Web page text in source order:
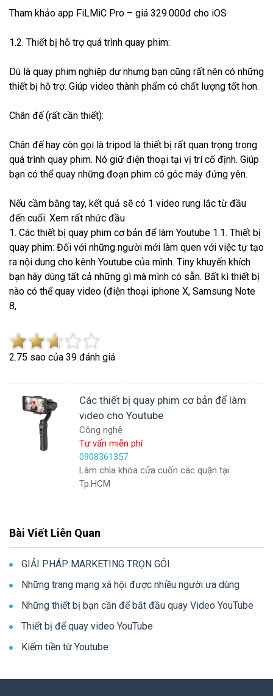
Tham khảo app FiLMiC Pro – giá 329.000đ cho iOS
1.2. Thiết bị hỗ trợ quá trình quay phim:
Dù là quay phim nghiệp dư nhưng bạn cũng rất nên có những
thiết bị hỗ trợ. Giúp video thành phẩm có chất lượng tốt hơn.
Chân đế (rất cần thiết):
Chân đế hay còn gọi là tripod là thiết bị rất quan trọng trong
quá trình quay phim. Nó giữ điện thoại tại vị trí cố định. Giúp
bạn có thể quay những đoạn phim có góc máy đứng yên.
Nếu cầm bằng tay, kết quả sẽ có 1 video rung lắc từ đầu
đến cuối. Xem rất nhức đầu
1. Các thiết bị quay phim cơ bản để làm Youtube 1.1. Thiết bị
quay phim: Đối với những người mới làm quen với việc tự tạo
ra nội dung cho kênh Youtube của mình. Tiny khuyến khích
bạn hãy dùng tất cả những gì mà mình có sẵn. Bất kì thiết bị
nào có thể quay video (điện thoại iphone X, Samsung Note
8,
2.75 sao của 39 đánh giá
Các thiết bị quay phim cơ bản để làm
video cho Youtube
Công nghệ
Tư vấn miễn phí
0908361357
Làm chìa khóa cửa cuốn các quận tại
Tp.HCM
Bài Viết Liên Quan
GIẢI PHÁP MARKETING TRỌN GÓI
Những trang mạng xã hội được nhiều người ưa dùng
Những thiết bị bạn cần để bắt đầu quay Video YouTube
Thiết bị để quay video YouTube
Kiếm tiền từ Youtube